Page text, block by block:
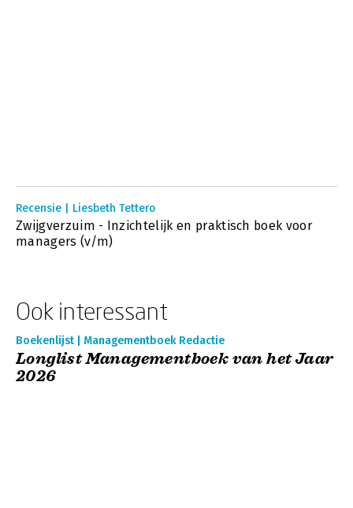
Recensie | Liesbeth Tettero
Zwijgverzuim - Inzichtelijk en praktisch boek voor
managers (v/m)
Ook interessant
Boekenlijst | Managementboek Redactie
Longlist Managementboek van het Jaar
2026